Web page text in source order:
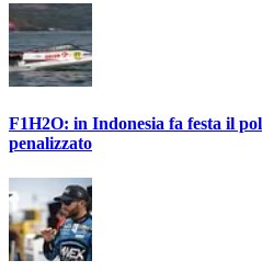
F1H2O: in Indonesia fa festa il
penalizzato